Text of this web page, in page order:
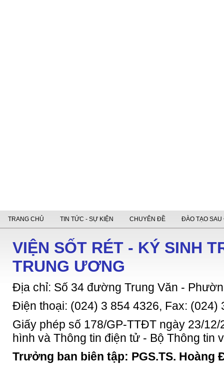
TRANG CHỦ TIN TỨC - SỰ KIỆN CHUYÊN ĐỀ ĐÀO TẠO SAU
VIỆN SỐT RÉT - KÝ SINH
TRUNG ƯƠNG
Địa chỉ: Số 34 đường Trung Văn -
Điện thoại: (024) 3 854 4326, Fax: (024)
Giấy phép số 178/GP-TTĐT ngày 23/
hình và Thông tin điện tử - Bộ Thông tin
Trưởng ban biên tập: PGS.TS. Hoàng